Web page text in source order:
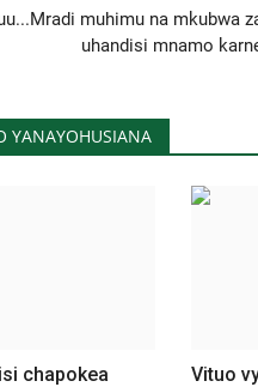
muhimu na mkubwa
uhandisi mnamo
YANAYOHUSIANA
chapokea
Vituo